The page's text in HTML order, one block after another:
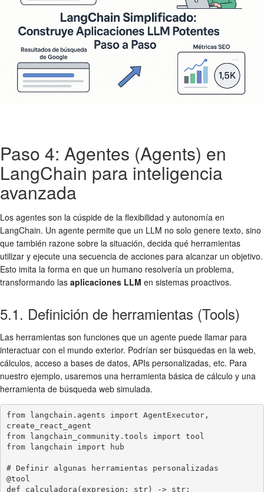
Paso 4: Agentes (Agents) en
LangChain para inteligencia
avanzada
Los agentes son la cúspide de la flexibilidad y autonomía en
LangChain. Un agente permite que un LLM no solo genere texto, sino
que también razone sobre la situación, decida qué herramientas
utilizar y ejecute una secuencia de acciones para alcanzar un objetivo.
Esto imita la forma en que un humano resolvería un problema,
transformando las aplicaciones LLM en sistemas proactivos.
5.1. Definición de herramientas (Tools)
Las herramientas son funciones que un agente puede llamar para
interactuar con el mundo exterior. Podrían ser búsquedas en la web,
cálculos, acceso a bases de datos, APIs personalizadas, etc. Para
nuestro ejemplo, usaremos una herramienta básica de cálculo y una
herramienta de búsqueda web simulada.
from langchain.agents import AgentExecutor,
create_react_agent
from langchain_community.tools import tool
from langchain import hub
# Definir algunas herramientas personalizadas
@tool
def calculadora(expresion: str) -> str: